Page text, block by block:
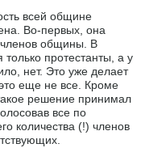
всей общине
Во-первых, она
членов общины. В
протестанты, а у
нет. Это уже делает
еще не все. Кроме
решение принимал
все по
количества (!) членов